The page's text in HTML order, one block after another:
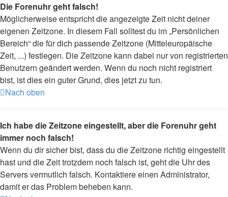
Die Forenuhr geht falsch!
Möglicherweise entspricht die angezeigte Zeit nicht deiner
eigenen Zeitzone. In diesem Fall solltest du im „Persönlichen
Bereich“ die für dich passende Zeitzone (Mitteleuropäische
Zeit, ...) festlegen. Die Zeitzone kann dabei nur von registrierten
Benutzern geändert werden. Wenn du noch nicht registriert
bist, ist dies ein guter Grund, dies jetzt zu tun.
Nach oben
Ich habe die Zeitzone eingestellt, aber die Forenuhr geht
immer noch falsch!
Wenn du dir sicher bist, dass du die Zeitzone richtig eingestellt
hast und die Zeit trotzdem noch falsch ist, geht die Uhr des
Servers vermutlich falsch. Kontaktiere einen Administrator,
damit er das Problem beheben kann.